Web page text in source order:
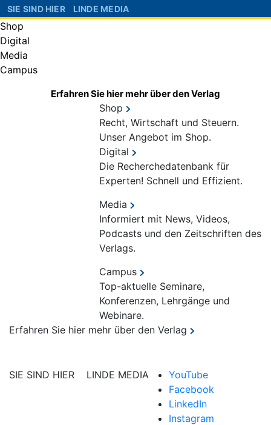
SIE SIND HIER LINDE MEDIA
Shop
Digital
Media
Campus
Erfahren Sie hier mehr über den Verlag
Shop
Recht, Wirtschaft und Steuern.
Unser Angebot im Shop.
Digital
Die Recherchedatenbank für
Experten! Schnell und Effizient.
Media
Informiert mit News, Videos,
Podcasts und den Zeitschriften des
Verlags.
Campus
Top-aktuelle Seminare,
Konferenzen, Lehrgänge und
Webinare.
Erfahren Sie hier mehr über den Verlag
SIE SIND HIER LINDE MEDIA
YouTube
Facebook
LinkedIn
Instagram